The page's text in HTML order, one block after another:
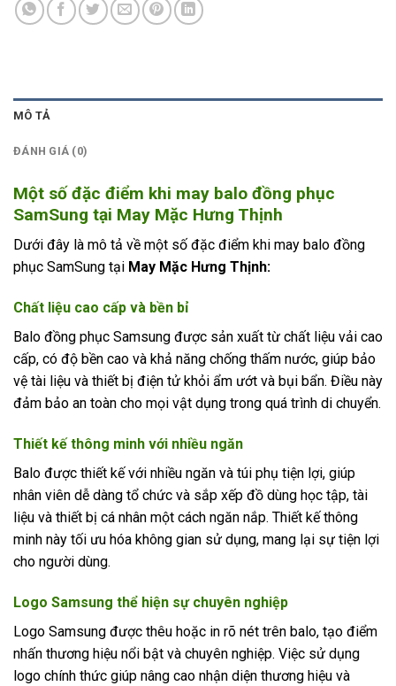
MÔ TẢ
ĐÁNH GIÁ (0)
Một số đặc điểm khi may balo đồng phục
SamSung tại May Mặc Hưng Thịnh
Dưới đây là mô tả về một số đặc điểm khi may balo đồng
phục SamSung tại May Mặc Hưng Thịnh:
Chất liệu cao cấp và bền bỉ
Balo đồng phục Samsung được sản xuất từ chất liệu vải cao
cấp, có độ bền cao và khả năng chống thấm nước, giúp bảo
vệ tài liệu và thiết bị điện tử khỏi ẩm ướt và bụi bẩn. Điều này
đảm bảo an toàn cho mọi vật dụng trong quá trình di chuyển.
Thiết kế thông minh với nhiều ngăn
Balo được thiết kế với nhiều ngăn và túi phụ tiện lợi, giúp
nhân viên dễ dàng tổ chức và sắp xếp đồ dùng học tập, tài
liệu và thiết bị cá nhân một cách ngăn nắp. Thiết kế thông
minh này tối ưu hóa không gian sử dụng, mang lại sự tiện lợi
cho người dùng.
Logo Samsung thể hiện sự chuyên nghiệp
Logo Samsung được thêu hoặc in rõ nét trên balo, tạo điểm
nhấn thương hiệu nổi bật và chuyên nghiệp. Việc sử dụng
logo chính thức giúp nâng cao nhận diện thương hiệu và